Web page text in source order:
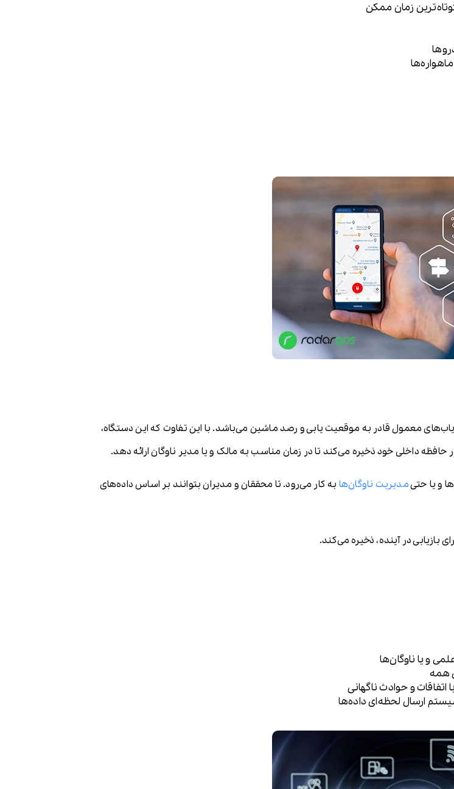
زمان ممکن
معمول قادر به موقعیت یابی و رصد ماشین می‌باشد. با این تفاوت که این دستگاه،
حافظه داخلی خود ذخیره می‌کند تا در زمان مناسب به مالک و یا مدیر ناوگان ارائه دهد.
و یا حتیمدیریت ناوگان‌ها به کار می‌رود. تا محققان و مدیران بتوانند بر اساس داده‌های
بازیابی در آینده، ذخیره می‌کند.
و یا ناوگان‌ها
همه
و حوادث ناگهانی
ارسال لحظه‌ای داده‌ها